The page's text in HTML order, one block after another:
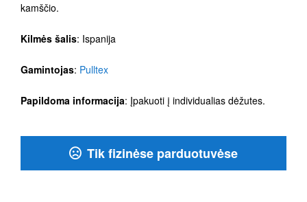
kamščio.
Kilmės šalis: Ispanija
Gamintojas: Pulltex
Papildoma informacija: Įpakuoti į individualias dėžutes.
Tik fizinėse parduotuvėse